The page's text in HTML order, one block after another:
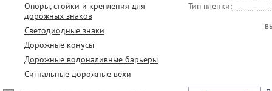
Опоры, стойки и крепления для
дорожных знаков
Светодиодные знаки
Дорожные конусы
Дорожные водоналивные барьеры
Сигнальные дорожные вехи
Тип пленки: